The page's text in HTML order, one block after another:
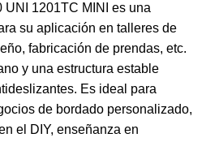
UNI 1201TC MINI es una
su aplicación en talleres de
fabricación de prendas, etc.
y una estructura estable
Es ideal para
de bordado personalizado,
el DIY, enseñanza en